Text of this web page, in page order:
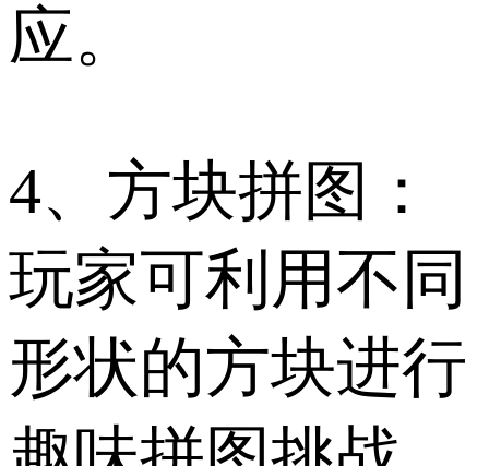
应。
4、方块拼图：
玩家可利用不同
形状的方块进行